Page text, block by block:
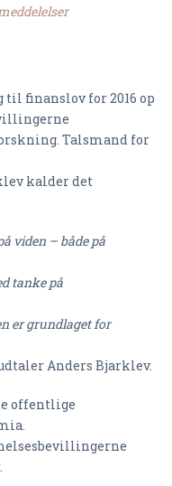
finanslov for 2016 op
Talsmand for
kalder det
viden – både på
tanke på
er grundlaget for
Anders Bjarklev.
offentlige